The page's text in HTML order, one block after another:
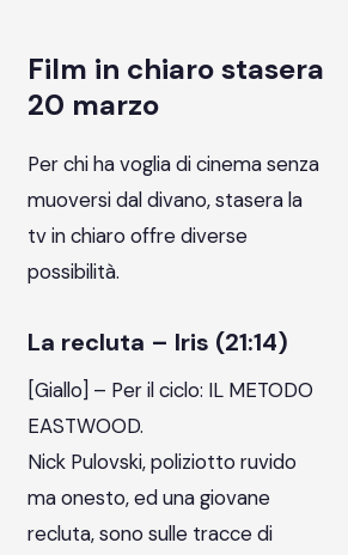
Film in chiaro stasera
20 marzo
Per chi ha voglia di cinema senza
muoversi dal divano, stasera la
tv in chiaro offre diverse
possibilità.
La recluta – Iris (21:14)
[Giallo] – Per il ciclo: IL METODO
EASTWOOD.
Nick Pulovski, poliziotto ruvido
ma onesto, ed una giovane
recluta, sono sulle tracce di